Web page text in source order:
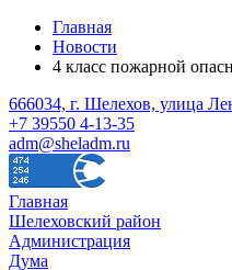
Главная
Новости
4 класс пожарной
666034, г. Шелехов, улица
+7 39550 4-13-35
adm@sheladm.ru
Главная
Шелеховский район
Администрация
Дума